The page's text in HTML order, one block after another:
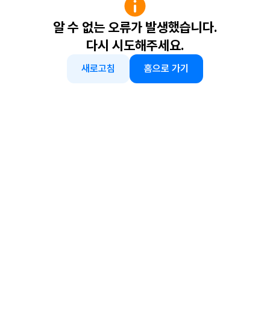
알 수 없는 오류가 발생했습니다.
다시 시도해주세요.
새로고침 홈으로 가기